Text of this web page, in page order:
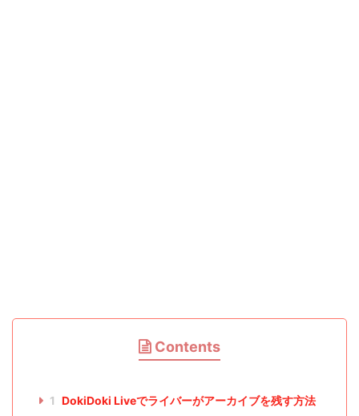
Contents
1 DokiDoki Liveでライバーがアーカイブを残す方法